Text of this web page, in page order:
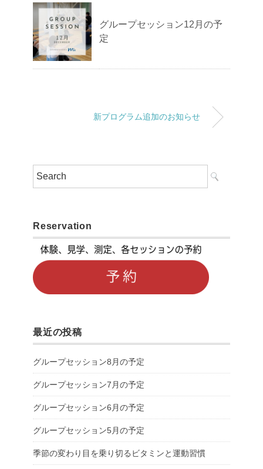
グループセッション12月の予
定
新プログラム追加のお知らせ
Reservation
最近の投稿
グループセッション8月の予定
グループセッション7月の予定
グループセッション6月の予定
グループセッション5月の予定
季節の変わり目を乗り切るビタミンと運動習慣